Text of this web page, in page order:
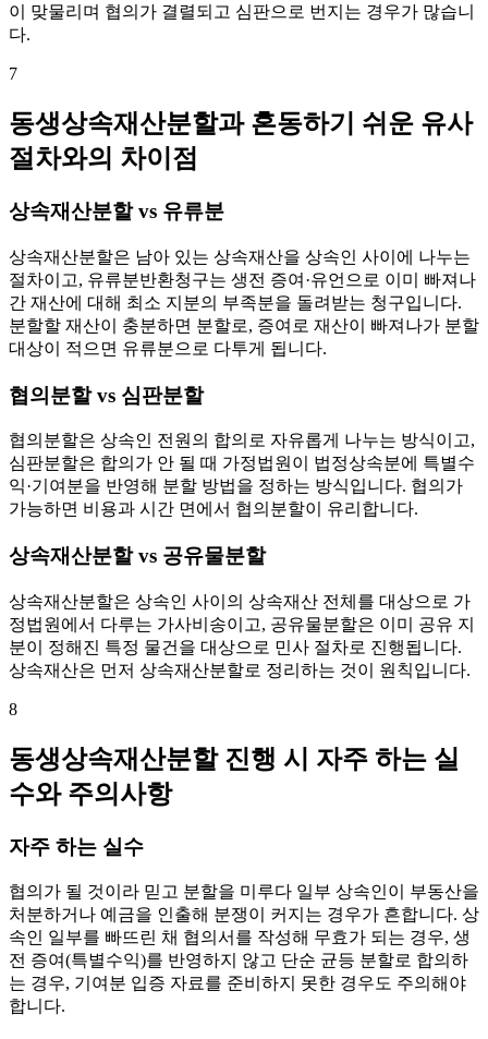
이 맞물리며 협의가 결렬되고 심판으로 번지는 경우가 많습니
다.
7
동생상속재산분할과 혼동하기 쉬운 유사
절차와의 차이점
상속재산분할 vs 유류분
상속재산분할은 남아 있는 상속재산을 상속인 사이에 나누는
절차이고, 유류분반환청구는 생전 증여·유언으로 이미 빠져나
간 재산에 대해 최소 지분의 부족분을 돌려받는 청구입니다.
분할할 재산이 충분하면 분할로, 증여로 재산이 빠져나가 분할
대상이 적으면 유류분으로 다투게 됩니다.
협의분할 vs 심판분할
협의분할은 상속인 전원의 합의로 자유롭게 나누는 방식이고,
심판분할은 합의가 안 될 때 가정법원이 법정상속분에 특별수
익·기여분을 반영해 분할 방법을 정하는 방식입니다. 협의가
가능하면 비용과 시간 면에서 협의분할이 유리합니다.
상속재산분할 vs 공유물분할
상속재산분할은 상속인 사이의 상속재산 전체를 대상으로 가
정법원에서 다루는 가사비송이고, 공유물분할은 이미 공유 지
분이 정해진 특정 물건을 대상으로 민사 절차로 진행됩니다.
상속재산은 먼저 상속재산분할로 정리하는 것이 원칙입니다.
8
동생상속재산분할 진행 시 자주 하는 실
수와 주의사항
자주 하는 실수
협의가 될 것이라 믿고 분할을 미루다 일부 상속인이 부동산을
처분하거나 예금을 인출해 분쟁이 커지는 경우가 흔합니다. 상
속인 일부를 빠뜨린 채 협의서를 작성해 무효가 되는 경우, 생
전 증여(특별수익)를 반영하지 않고 단순 균등 분할로 합의하
는 경우, 기여분 입증 자료를 준비하지 못한 경우도 주의해야
합니다.